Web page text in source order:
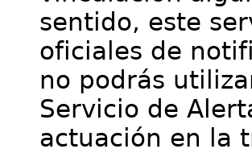
sentido, este
oficiales de
no podrás
Servicio de
actuación en la